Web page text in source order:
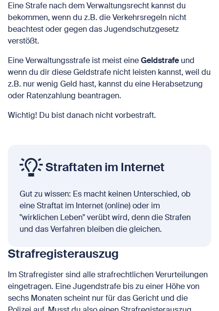
Eine Strafe nach dem Verwaltungsrecht kannst du
bekommen, wenn du z.B. die Verkehrsregeln nicht
beachtest oder gegen das Jugendschutzgesetz
verstößt.
Eine Verwaltungsstrafe ist meist eineGeldstrafe und
wenn du dir diese Geldstrafe nicht leisten kannst, weil du
z.B. nur wenig Geld hast, kannst du eine Herabsetzung
oder Ratenzahlung beantragen.
Wichtig! Du bist danach nicht vorbestraft.
Straftaten im Internet
Gut zu wissen: Es macht keinen Unterschied, ob
eine Straftat im Internet (online) oder im
"wirklichen Leben" verübt wird, denn die Strafen
und das Verfahren bleiben die gleichen.
Strafregisterauszug
Im Strafregister sind alle strafrechtlichen Verurteilungen
eingetragen. Eine Jugendstrafe bis zu einer Höhe von
sechs Monaten scheint nur für das Gericht und die